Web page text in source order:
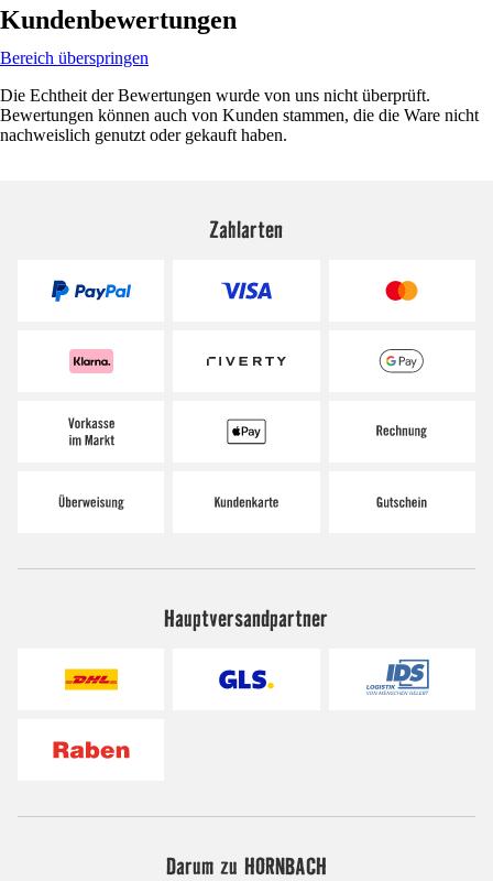
Kundenbewertungen
Bereich überspringen
Die Echtheit der Bewertungen wurde von uns nicht überprüft.
Bewertungen können auch von Kunden stammen, die die Ware nicht
nachweislich genutzt oder gekauft haben.
Zahlarten
Hauptversandpartner
Darum zu HORNBACH